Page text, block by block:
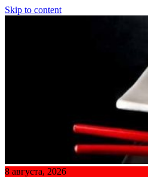
Skip to content
8 августа, 2026